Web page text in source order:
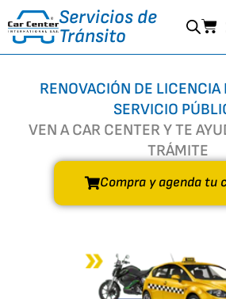
contenido
Servicios de
Tránsito
RENOVACIÓN DE LICENCIA
SERVICIO
VEN A CAR CENTER Y TE
TRÁMITE
Compra y agenda tu